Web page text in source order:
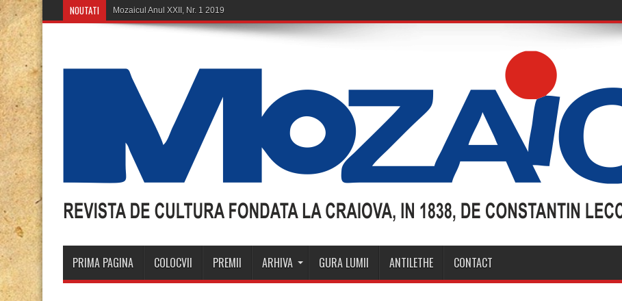
NOUTATI Mozaicul Anul XXII, Nr. 1 2019
PRIMA PAGINA COLOCVII PREMII ARHIVA GURA LUMII ANTILETHE CONTACT